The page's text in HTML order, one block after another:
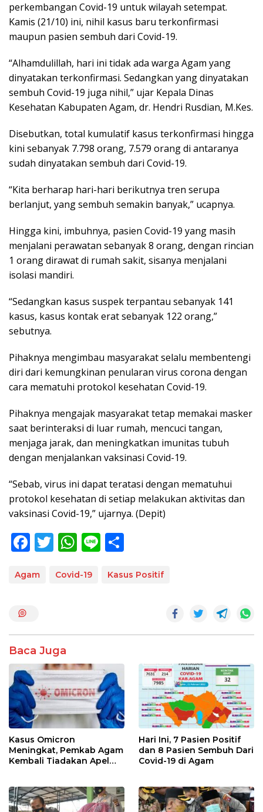
perkembangan Covid-19 untuk wilayah setempat.
Kamis (21/10) ini, nihil kasus baru terkonfirmasi
maupun pasien sembuh dari Covid-19.
“Alhamdulillah, hari ini tidak ada warga Agam yang
dinyatakan terkonfirmasi. Sedangkan yang dinyatakan
sembuh Covid-19 juga nihil,” ujar Kepala Dinas
Kesehatan Kabupaten Agam, dr. Hendri Rusdian, M.Kes.
Disebutkan, total kumulatif kasus terkonfirmasi hingga
kini sebanyak 7.798 orang, 7.579 orang di antaranya
sudah dinyatakan sembuh dari Covid-19.
“Kita berharap hari-hari berikutnya tren serupa
berlanjut, yang sembuh semakin banyak,” ucapnya.
Hingga kini, imbuhnya, pasien Covid-19 yang masih
menjalani perawatan sebanyak 8 orang, dengan rincian
1 orang dirawat di rumah sakit, sisanya menjalani
isolasi mandiri.
“Sedangkan kasus suspek terpantau sebanyak 141
kasus, kasus kontak erat sebanyak 122 orang,”
sebutnya.
Pihaknya mengimbau masyarakat selalu membentengi
diri dari kemungkinan penularan virus corona dengan
cara mematuhi protokol kesehatan Covid-19.
Pihaknya mengajak masyarakat tetap memakai masker
saat berinteraksi di luar rumah, mencuci tangan,
menjaga jarak, dan meningkatkan imunitas tubuh
dengan menjalankan vaksinasi Covid-19.
“Sebab, virus ini dapat teratasi dengan mematuhui
protokol kesehatan di setiap melakukan aktivitas dan
vaksinasi Covid-19,” ujarnya. (Depit)
F
e
o
k
T
itt
W
at
p
Li
e ar
Agam Covid-19 Kasus Positif
Baca Juga
Kasus Omicron
Meningkat, Pemkab Agam
Kembali Tiadakan Apel
Hari Ini, 7 Pasien Positif
dan 8 Pasien Sembuh Dari
Covid-19 di Agam